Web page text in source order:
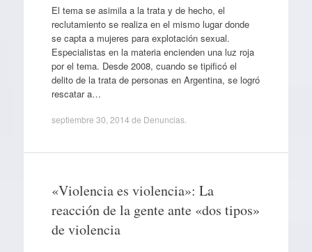
El tema se asimila a la trata y de hecho, el
reclutamiento se realiza en el mismo lugar donde
se capta a mujeres para explotación sexual.
Especialistas en la materia encienden una luz roja
por el tema. Desde 2008, cuando se tipificó el
delito de la trata de personas en Argentina, se logró
rescatar a…
septiembre 30, 2014 de Denuncias.
«Violencia es violencia»: La
reacción de la gente ante «dos tipos»
de violencia